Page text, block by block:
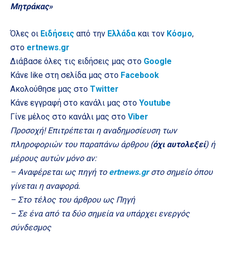
Μητράκας»
Όλες οι Ειδήσεις από την Ελλάδακαι τον Κόσμο,
στο ertnews.gr
Διάβασε όλες τις ειδήσεις μας στο Google
Κάνε like στη σελίδα μας στο Facebook
Ακολούθησε μας στο Twitter
Κάνε εγγραφή στο κανάλι μας στο Youtube
Γίνε μέλος στο κανάλι μας στο Viber
Προσοχή! Επιτρέπεται η αναδημοσίευση των
πληροφοριών του παραπάνω άρθρου (όχι αυτολεξεί) ή
μέρους αυτών μόνο αν:
– Αναφέρεται ως πηγή το ertnews.gr στο σημείο όπου
γίνεται η αναφορά.
– Στο τέλος του άρθρου ως Πηγή
– Σε ένα από τα δύο σημεία να υπάρχει ενεργός
σύνδεσμος